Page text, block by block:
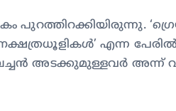
എന്ന
അടക്കുമുള്ളവർ